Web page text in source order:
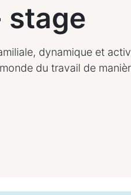
stage
dynamique et
du travail de